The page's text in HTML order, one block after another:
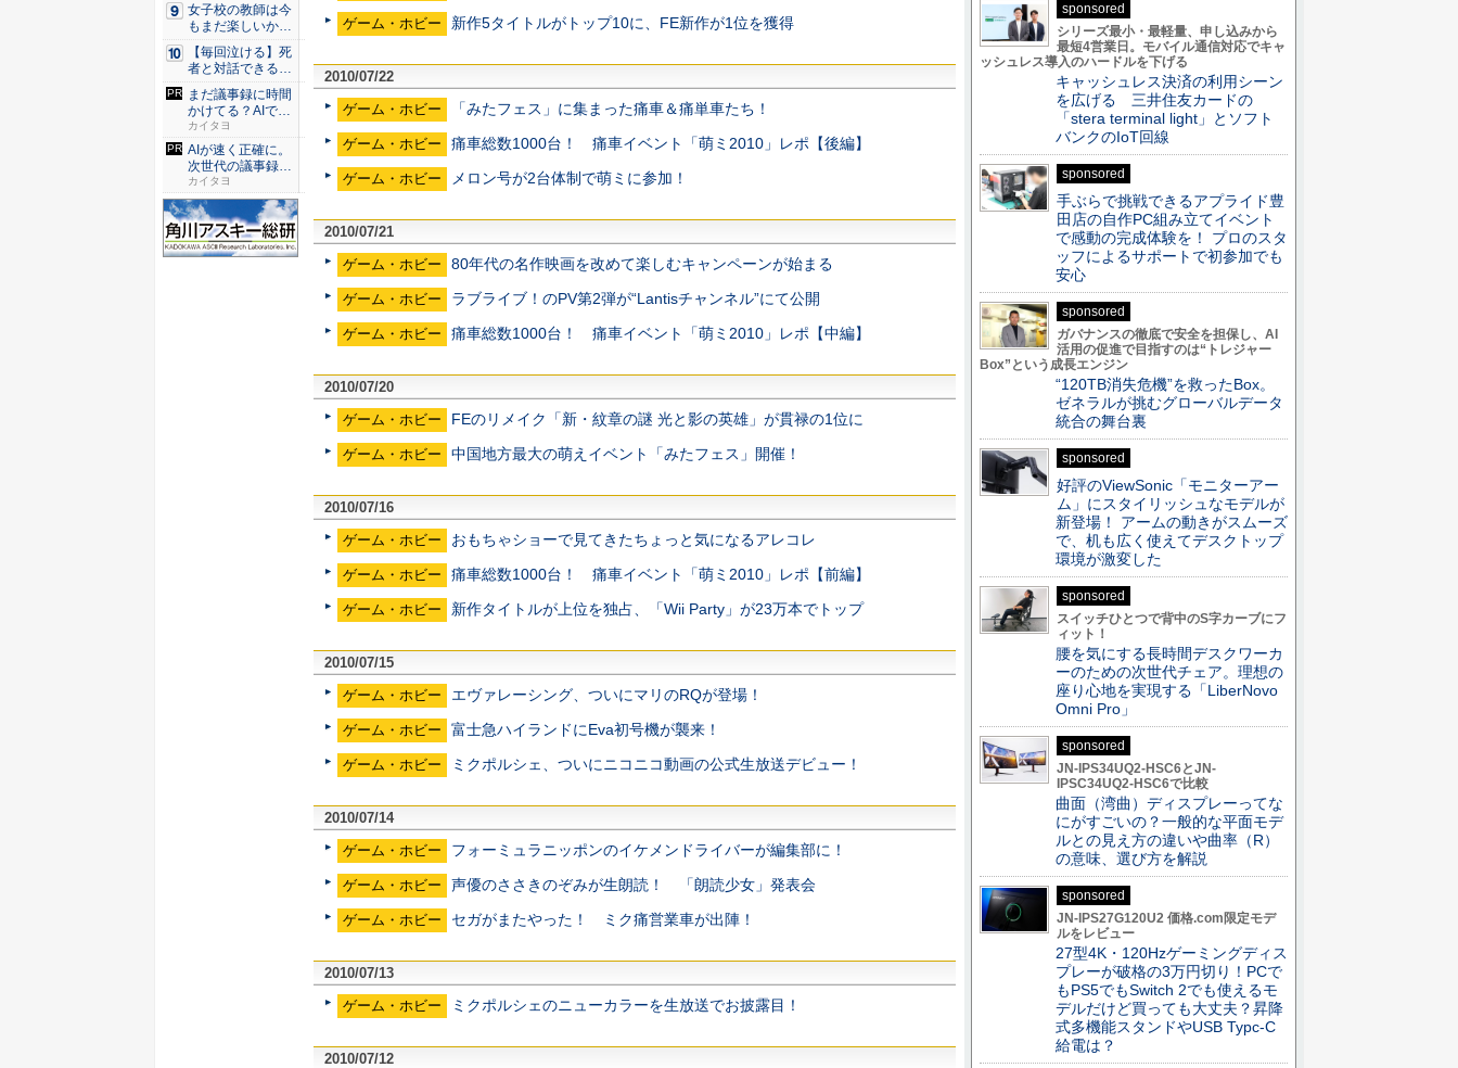
ゲーム・ホビー 新作5タイトルがトップ10に、FE新作が1位を獲得
2010/07/22
ゲーム・ホビー
「みたフェス」に集まった痛車＆痛単車たち！
ゲーム・ホビー 痛車総数1000台！ 痛車イベント「萌ミ2010」レポ【後編】
ゲーム・ホビー メロン号が2台体制で萌ミに参加！
2010/07/21
ゲーム・ホビー
80年代の名作映画を改めて楽しむキャンペーンが始まる
ゲーム・ホビー ラブライブ！のPV第2弾が“Lantisチャンネル”にて公開
ゲーム・ホビー 痛車総数1000台！ 痛車イベント「萌ミ2010」レポ【中編】
2010/07/20
ゲーム・ホビー
FEのリメイク「新・紋章の謎 光と影の英雄」が貫禄の1位に
ゲーム・ホビー 中国地方最大の萌えイベント「みたフェス」開催！
2010/07/16
ゲーム・ホビー
おもちゃショーで見てきたちょっと気になるアレコレ
ゲーム・ホビー 痛車総数1000台！ 痛車イベント「萌ミ2010」レポ【前編】
ゲーム・ホビー 新作タイトルが上位を独占、「Wii Party」が23万本でトップ
2010/07/15
ゲーム・ホビー
エヴァレーシング、ついにマリのRQが登場！
ゲーム・ホビー 富士急ハイランドにEva初号機が襲来！
ゲーム・ホビー ミクポルシェ、ついにニコニコ動画の公式生放送デビュー！
2010/07/14
ゲーム・ホビー
フォーミュラニッポンのイケメンドライバーが編集部に！
ゲーム・ホビー 声優のささきのぞみが生朗読！ 「朗読少女」発表会
ゲーム・ホビー セガがまたやった！ ミク痛営業車が出陣！
2010/07/13
ゲーム・ホビー
ミクポルシェのニューカラーを生放送でお披露目！
2010/07/12
女子校の教師は今
もまだ楽しいか？
和山や...
【毎回泣ける】死
者と対話できる送
り人の成...
まだ議事録に時間
かけてる？AIで速
く正確...
カイタヨ
AIが速く正確に。
次世代の議事録作
成メソ...
カイタヨ
sponsored
シリーズ最小・最軽量、申し込みから
最短4営業日。モバイル通信対応でキャ
ッシュレス導入のハードルを下げる
キャッシュレス決済の利用シーン
を広げる 三井住友カードの
「stera terminal light」とソフト
バンクのIoT回線
sponsored
手ぶらで挑戦できるアプライド豊
田店の自作PC組み立てイベント
で感動の完成体験を！ プロのスタ
ッフによるサポートで初参加でも
安心
sponsored
ガバナンスの徹底で安全を担保し、AI
活用の促進で目指すのは“トレジャー
Box”という成長エンジン
“120TB消失危機”を救ったBox。
ゼネラルが挑むグローバルデータ
統合の舞台裏
sponsored
好評のViewSonic「モニターアー
ム」にスタイリッシュなモデルが
新登場！ アームの動きがスムーズ
で、机も広く使えてデスクトップ
環境が激変した
sponsored
スイッチひとつで背中のS字カーブにフ
ィット！
腰を気にする長時間デスクワーカ
ーのための次世代チェア。理想の
座り心地を実現する「LiberNovo
Omni Pro」
sponsored
JN-IPS34UQ2-HSC6とJN-
IPSC34UQ2-HSC6で比較
曲面（湾曲）ディスプレーってな
にがすごいの？一般的な平面モデ
ルとの見え方の違いや曲率（R）
の意味、選び方を解説
sponsored
JN-IPS27G120U2 価格.com限定モデ
ルをレビュー
27型4K・120Hzゲーミングディス
プレーが破格の3万円切り！PCで
もPS5でもSwitch 2でも使えるモ
デルだけど買っても大丈夫？昇降
式多機能スタンドやUSB Typc-C
給電は？